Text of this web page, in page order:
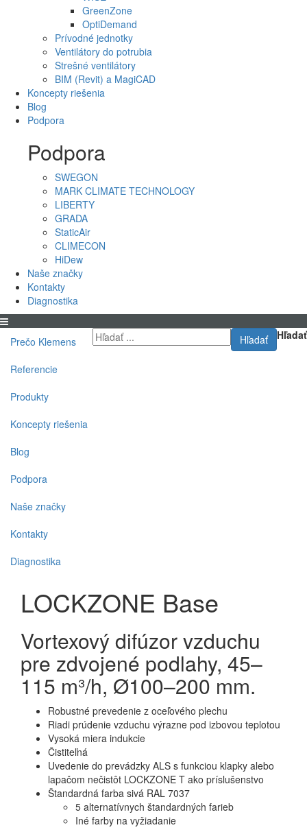
GreenZone
OptiDemand
Prívodné jednotky
Ventilátory do potrubia
Strešné ventilátory
BIM (Revit) a MagiCAD
Koncepty riešenia
Blog
Podpora
Podpora
SWEGON
MARK CLIMATE TECHNOLOGY
LIBERTY
GRADA
StaticAir
CLIMECON
HiDew
Naše značky
Kontakty
Diagnostika
Hľadať
Hľadať
Prečo Klemens
Referencie
Produkty
Koncepty riešenia
Blog
Podpora
Naše značky
Kontakty
Diagnostika
LOCKZONE Base
Vortexový difúzor vzduchu
pre zdvojené podlahy, 45–
115 m³/h, Ø100–200 mm.
Robustné prevedenie z oceľového plechu
Riadi prúdenie vzduchu výrazne pod izbovou teplotou
Vysoká miera indukcie
Čistiteľná
Uvedenie do prevádzky ALS s funkciou klapky alebo
lapačom nečistôt LOCKZONE T ako príslušenstvo
Štandardná farba sivá RAL 7037
5 alternatívnych štandardných farieb
Iné farby na vyžiadanie